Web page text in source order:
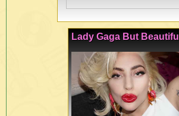
Lady Gaga But Beautiful